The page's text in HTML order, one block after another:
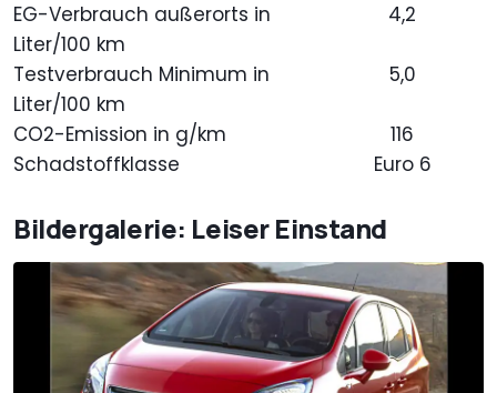
EG-Verbrauch außerorts in
Liter/100 km
4,2
Testverbrauch Minimum in
Liter/100 km
5,0
CO2-Emission in g/km
116
Schadstoffklasse
Euro 6
Bildergalerie: Leiser Einstand